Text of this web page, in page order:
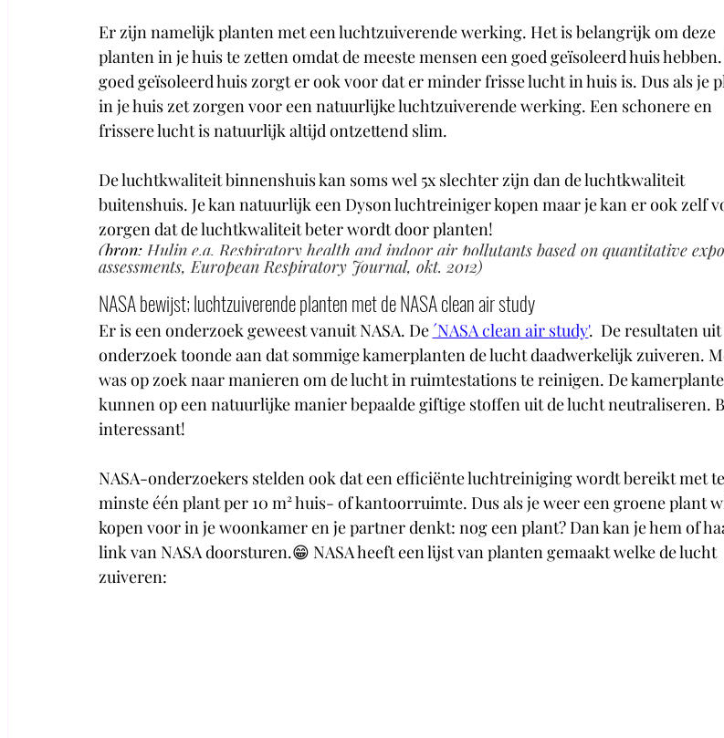
Er zijn namelijk planten met een luchtzuiverende werking. Het is belangrijk om deze
planten in je huis te zetten omdat de meeste mensen een goed geïsoleerd huis
goed geïsoleerd huis zorgt er ook voor dat er minder frisse lucht in huis is. Dus als je
in je huis zet zorgen voor een natuurlijke luchtzuiverende werking. Een schonere en
frissere lucht is natuurlijk altijd ontzettend slim.
De luchtkwaliteit binnenshuis kan soms wel 5x slechter zijn dan de luchtkwaliteit
buitenshuis. Je kan natuurlijk een Dyson luchtreiniger kopen maar je kan er ook zelf
zorgen dat de luchtkwaliteit beter wordt door planten!
(bron: Hulin e.a. Respiratory health and indoor air pollutants based on quantitative
assessments, European Respiratory Journal, okt. 2012)
NASA bewijst; luchtzuiverende planten met de NASA clean air study
Er is een onderzoek geweest vanuit NASA. De ´NASA clean air study'.  De resultaten
onderzoek toonde aan dat sommige kamerplanten de lucht daadwerkelijk zuiveren.
was op zoek naar manieren om de lucht in ruimtestations te reinigen. De
kunnen op een natuurlijke manier bepaalde giftige stoffen uit de lucht neutraliseren.
interessant!
NASA-onderzoekers stelden ook dat een efficiënte luchtreiniging wordt bereikt met
minste één plant per 10 m² huis- of kantoorruimte. Dus als je weer een groene plant
kopen voor in je woonkamer en je partner denkt: nog een plant? Dan kan je hem of
link van NASA doorsturen.😁 NASA heeft een lijst van planten gemaakt welke de lucht
zuiveren: